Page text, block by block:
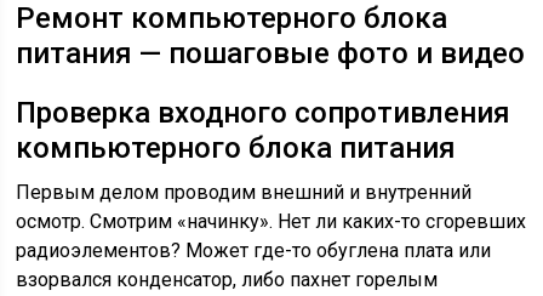
Ремонт компьютерного блока
питания — пошаговые фото и видео
Проверка входного сопротивления
компьютерного блока питания
Первым делом проводим внешний и внутренний
осмотр. Смотрим «начинку». Нет ли каких-то сгоревших
радиоэлементов? Может где-то обуглена плата или
взорвался конденсатор, либо пахнет горелым